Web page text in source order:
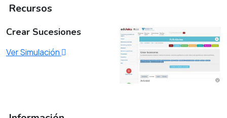
Recursos
Crear Sucesiones
Ver Simulación